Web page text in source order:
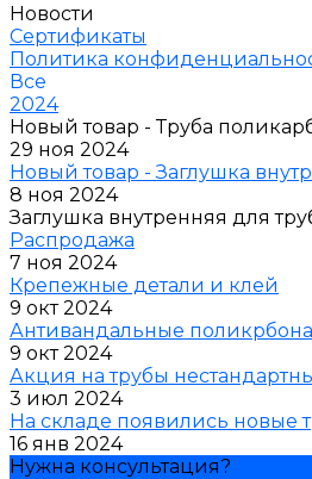
Новости
Сертификаты
Политика
Все
2024
Новый товар - Труба
29 ноя 2024
Новый товар - Заглушка
8 ноя 2024
Заглушка внутренняя для
Распродажа
7 ноя 2024
Крепежные детали и клей
9 окт 2024
Антивандальные
9 окт 2024
Акция на трубы
3 июл 2024
На складе появились новые
16 янв 2024
Нужна консультация?